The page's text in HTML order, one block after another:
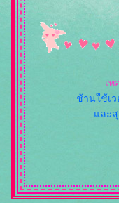
เท
ช้านใช้เ
ละสุ